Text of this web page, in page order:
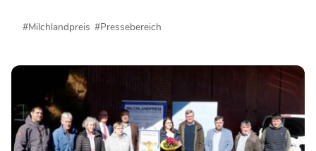
repräsentative Hofschilder überreicht und aufgehängt. Am
21. April 2026 fand die Feier auf dem Betrieb der Familie
Auszeichnung für die Milchkuhbetriebe, die zu den TOP-
Betrieben der mehr als 7.000 Milcherzeugerinnen und
Milcherzeuger in Niedersachsen gehören.
#Milchlandpreis #Pressebereich